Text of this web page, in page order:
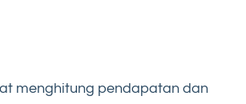
menghitung pendapatan dan